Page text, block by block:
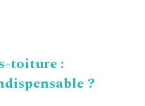
toiture :
?